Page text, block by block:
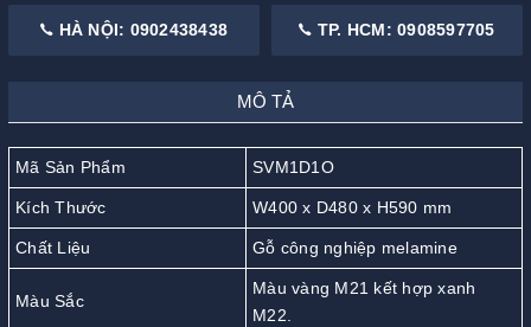
HÀ NỘI: 0902438438 TP. HCM: 0908597705
MÔ TẢ
Mã Sản Phẩm SVM1D1O
Kích Thước W400 x D480 x H590 mm
Chất Liệu Gỗ công nghiệp melamine
Màu Sắc
Màu vàng M21 kết hợp xanh
M22.